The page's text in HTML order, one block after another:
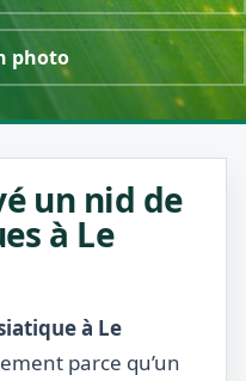
photo
un nid de
à Le
à Le
parce qu’un